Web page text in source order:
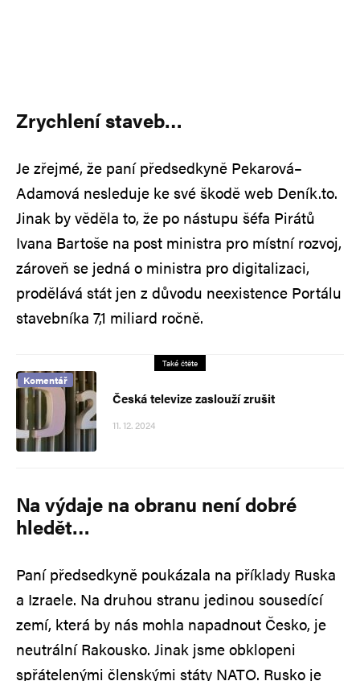
Zrychlení staveb…
Je zřejmé, že paní předsedkyně Pekarová–
Adamová nesleduje ke své škodě web Deník.to.
Jinak by věděla to, že po nástupu šéfa Pirátů
Ivana Bartoše na post ministra pro místní rozvoj,
zároveň se jedná o ministra pro digitalizaci,
prodělává stát jen z důvodu neexistence Portálu
stavebníka 7,1 miliard ročně.
Také čtěte
Komentář
Česká televize zaslouží zrušit
11. 12. 2024
Na výdaje na obranu není dobré
hledět…
Paní předsedkyně poukázala na příklady Ruska
a Izraele. Na druhou stranu jedinou sousedící
zemí, která by nás mohla napadnout Česko, je
neutrální Rakousko. Jinak jsme obklopeni
spřátelenými členskými státy NATO. Rusko je